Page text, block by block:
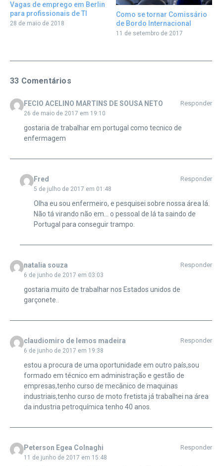
Vagas de emprego em Berlin
para profissionais de TI
28 de maio de 2018
Como se tornar Comissário
de Bordo Internacional
11 de setembro de 2017
33 Comentários
FECIO ACELINO MARTINS DE SOUSA NETO
26 de maio de 2017 em 19:10
Responder
gostaria de trabalhar em portugal como tecnico de
enfermagem
Fred
5 de julho de 2017 em 01:48
Responder
Olha eu sou enfermeiro, e pesquisei sobre nossa área lá.
Não tá virando não em… o pessoal de lá ta saindo de
Portugal para conseguir trampo.
natalia souza
6 de junho de 2017 em 03:03
Responder
gostaria muito de trabalhar nos Estados unidos de
garçonete..
claudiomiro de lemos madeira
6 de junho de 2017 em 19:38
Responder
estou a procura de uma oportunidade em outro país,sou
formado em técnico em administração e gestão de
empresas,tenho curso de mecânico de maquinas
industriais,tenho curso de moto fretista já trabalhei na área
da industria petroquímica tenho 40 anos.
Peterson Egea Colnaghi
11 de junho de 2017 em 15:48
Responder